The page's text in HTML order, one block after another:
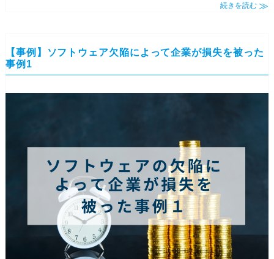
続きを読む
【事例】ソフトウェア欠陥によって企業が損失を被った
事例1